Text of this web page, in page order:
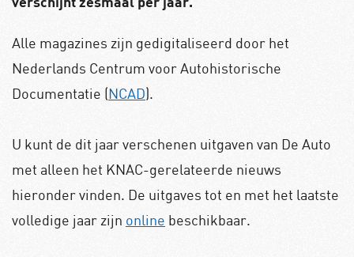
Alle magazines zijn gedigitaliseerd door het
Nederlands Centrum voor Autohistorische
Documentatie (NCAD).
U kunt de dit jaar verschenen uitgaven van De Auto
met alleen het KNAC-gerelateerde nieuws
hieronder vinden. De uitgaves tot en met het laatste
volledige jaar zijn online beschikbaar.